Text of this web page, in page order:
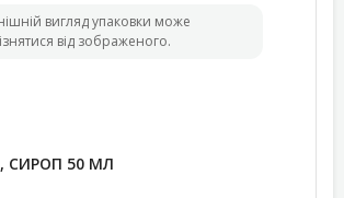
вигляд упаковки може
від зображеного.
СИРОП 50 МЛ